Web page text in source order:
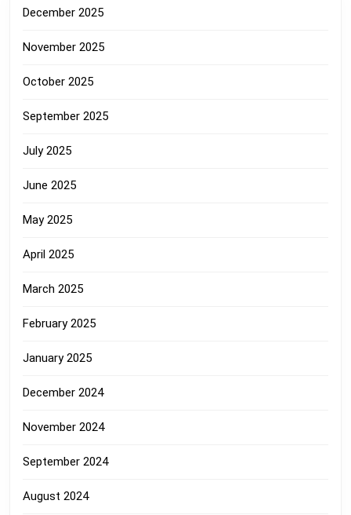
December 2025
November 2025
October 2025
September 2025
July 2025
June 2025
May 2025
April 2025
March 2025
February 2025
January 2025
December 2024
November 2024
September 2024
August 2024